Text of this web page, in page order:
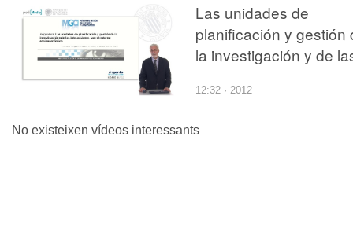
Las unidades de
planificación y gestión
la investigación y de
interacciones con el
entorno
12:32 · 2012
No existeixen vídeos interessants